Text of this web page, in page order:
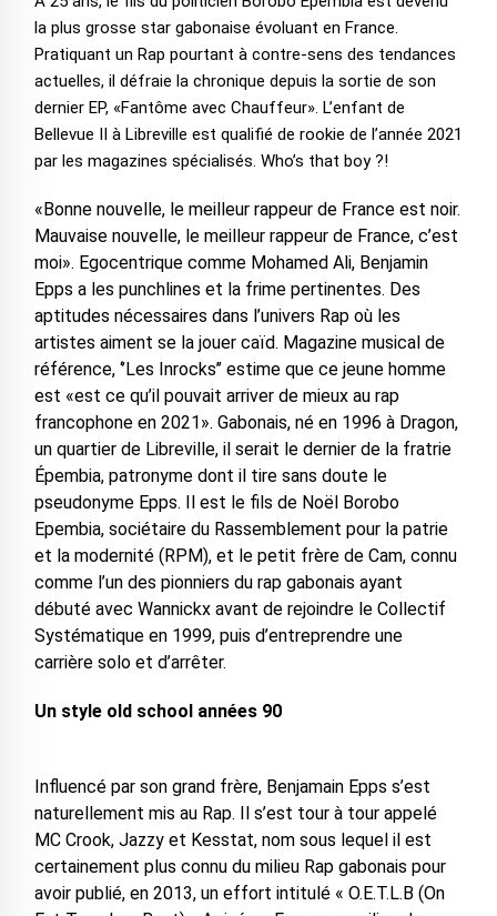
la plus grosse star gabonaise évoluant en France.
Pratiquant un Rap pourtant à contre-sens des tendances
actuelles, il défraie la chronique depuis la sortie de son
dernier EP, «Fantôme avec Chauffeur». L’enfant de
Bellevue II à Libreville est qualifié de rookie de l’année 2021
par les magazines spécialisés. Who’s that boy ?!
«Bonne nouvelle, le meilleur rappeur de France est noir.
Mauvaise nouvelle, le meilleur rappeur de France, c’est
moi». Egocentrique comme Mohamed Ali, Benjamin
Epps a les punchlines et la frime pertinentes. Des
aptitudes nécessaires dans l’univers Rap où les
artistes aiment se la jouer caïd. Magazine musical de
référence, ‘’Les Inrocks’’ estime que ce jeune homme
est «est ce qu’il pouvait arriver de mieux au rap
francophone en 2021». Gabonais, né en 1996 à Dragon,
un quartier de Libreville, il serait le dernier de la fratrie
Épembia, patronyme dont il tire sans doute le
pseudonyme Epps. Il est le fils de Noël Borobo
Epembia, sociétaire du Rassemblement pour la patrie
et la modernité (RPM), et le petit frère de Cam, connu
comme l’un des pionniers du rap gabonais ayant
débuté avec Wannickx avant de rejoindre le Collectif
Systématique en 1999, puis d’entreprendre une
carrière solo et d’arrêter.
Un style old school années 90
Influencé par son grand frère, Benjamain Epps s’est
naturellement mis au Rap. Il s’est tour à tour appelé
MC Crook, Jazzy et Kesstat, nom sous lequel il est
certainement plus connu du milieu Rap gabonais pour
avoir publié, en 2013, un effort intitulé « O.E.T.L.B (On